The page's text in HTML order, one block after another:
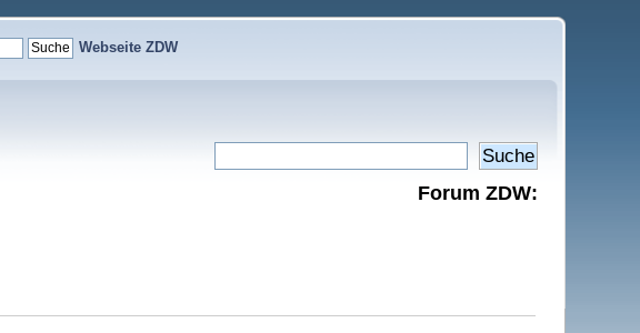
Webseite ZDW
Forum ZDW: